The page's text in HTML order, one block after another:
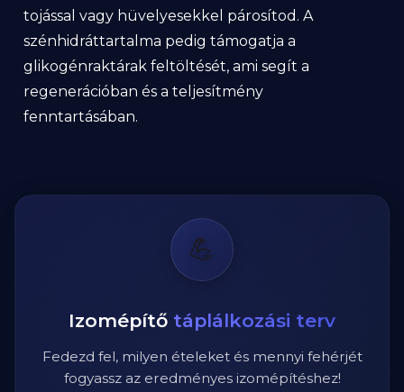
tojással vagy hüvelyesekkel párosítod. A
szénhidráttartalma pedig támogatja a
glikogénraktárak feltöltését, ami segít a
regenerációban és a teljesítmény
fenntartásában.
💪
Izomépítő táplálkozási terv
Fedezd fel, milyen ételeket és mennyi fehérjét
fogyassz az eredményes izomépítéshez!